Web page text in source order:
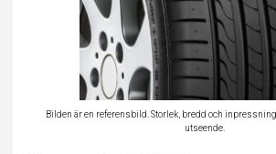
Bilden är en referensbild. Storlek, bredd och
utseende.